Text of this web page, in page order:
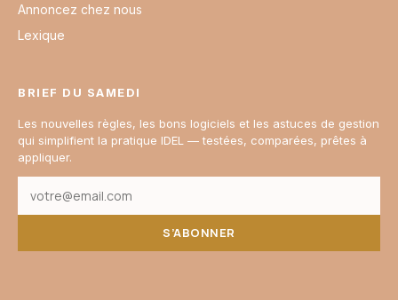
Annoncez chez nous
Lexique
BRIEF DU SAMEDI
Les nouvelles règles, les bons logiciels et les astuces de gestion
qui simplifient la pratique IDEL — testées, comparées, prêtes à
appliquer.
S’ABONNER